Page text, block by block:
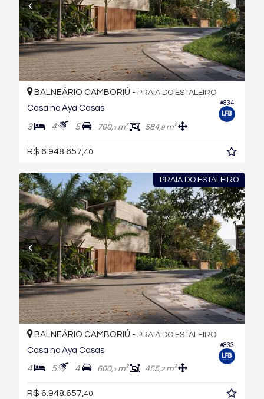
#834
BALNEÁRIO CAMBORIÚ - PRAIA DO ESTALEIRO
Casa no Aya Casas
3 4 5 700,0m² 584,9m²
R$ 6.948.657, 40
PRAIA DO ESTALEIRO
#833
BALNEÁRIO CAMBORIÚ - PRAIA DO ESTALEIRO
Casa no Aya Casas
4 5 4 600,0m² 455,2m²
R$ 6.948.657,40